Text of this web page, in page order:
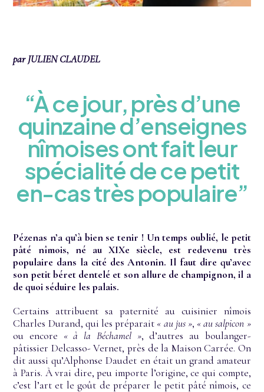
par JULIEN CLAUDEL
“À ce jour, près d’une
quinzaine d’enseignes
nîmoises ont fait leur
spécialité de ce petit
en-cas très populaire”
Pézenas n’a qu’à bien se tenir ! Un temps oublié, le petit
pâté nîmois, né au XIXe siècle, est redevenu très
populaire dans la cité des Antonin. Il faut dire qu’avec
son petit béret dentelé et son allure de champignon, il a
de quoi séduire les palais.
Certains attribuent sa paternité au cuisinier nîmois
Charles Durand, qui les préparait « au jus », « au salpicon »
ou encore « à la Béchamel », d’autres au boulanger-
pâtissier Delcasso- Vernet, près de la Maison Carrée. On
dit aussi qu’Alphonse Daudet en était un grand amateur
à Paris. À vrai dire, peu importe l’origine, ce qui compte,
c’est l’art et le goût de préparer le petit pâté nîmois, ce